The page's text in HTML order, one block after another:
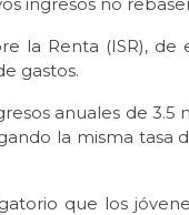
la Renta (ISR), de
gastos.
anuales de 3.5
la misma tasa
que los